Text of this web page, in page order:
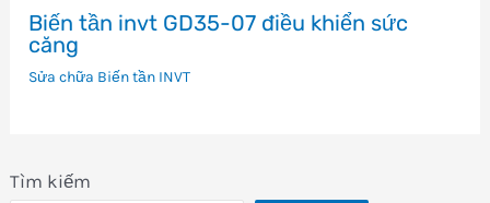
Tìm kiếm
Biến tần invt GD35-07 điều khiển sức
căng
Sửa chữa Biến tần INVT